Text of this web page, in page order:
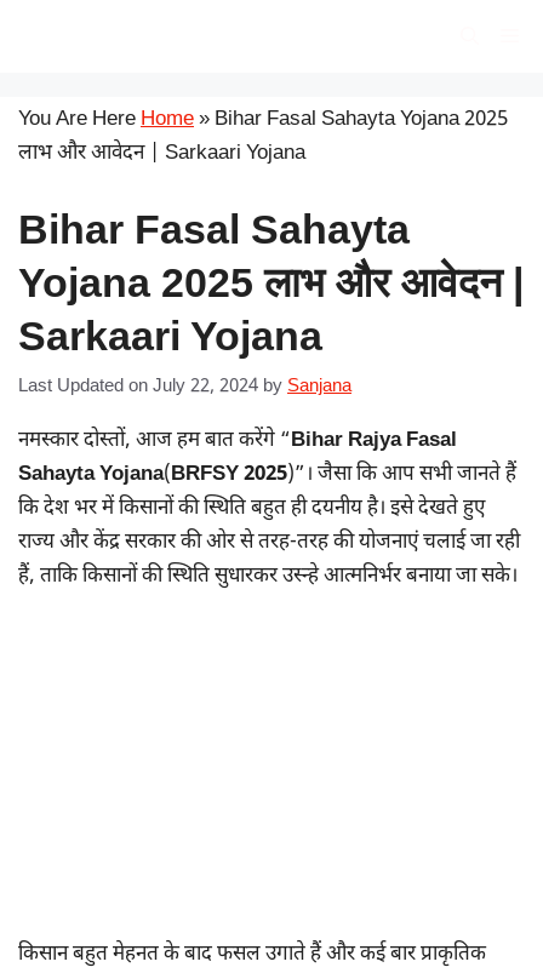
You Are HereHome» Bihar Fasal Sahayta Yojana 2025
लाभ और आवेदन | Sarkaari Yojana
Bihar Fasal Sahayta
Yojana 2025 लाभ और आवेदन |
Sarkaari Yojana
Last Updated on July 22, 2024 by Sanjana
नमस्कार दोस्तों, आज हम बात करेंगे “Bihar Rajya Fasal
Sahayta Yojana(BRFSY 2025)”। जैसा कि आप सभी जानते हैं
कि देश भर में किसानों की स्थिति बहुत ही दयनीय है। इसे देखते हुए
राज्य और केंद्र सरकार की ओर से तरह-तरह की योजनाएं चलाई जा रही
हैं, ताकि किसानों की स्थिति सुधारकर उस्न्हे आत्मनिर्भर बनाया जा सके।
किसान बहुत मेहनत के बाद फसल उगाते हैं और कई बार प्राकृतिक